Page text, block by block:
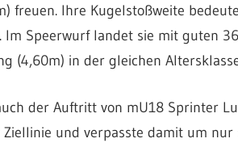
freuen. Ihre Kugelstoßweite
Im Speerwurf landet sie mit guten
(4,60m) in der gleichen
der Auftritt von mU18 Sprinter
Ziellinie und verpasste damit um